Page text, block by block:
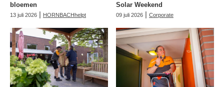
bloemen
13 juli 2026 | HORNBACHhelpt
Solar Weekend
09 juli 2026 | Corporate